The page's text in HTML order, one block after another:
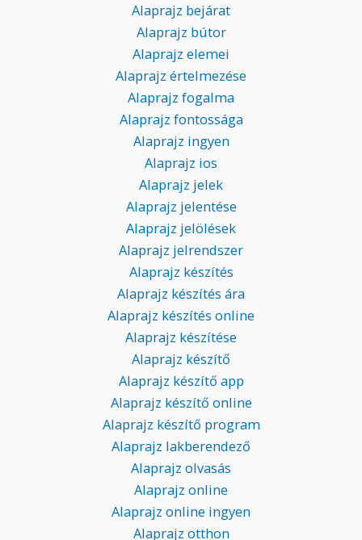
Alaprajz bejárat
Alaprajz bútor
Alaprajz elemei
Alaprajz értelmezése
Alaprajz fogalma
Alaprajz fontossága
Alaprajz ingyen
Alaprajz ios
Alaprajz jelek
Alaprajz jelentése
Alaprajz jelölések
Alaprajz jelrendszer
Alaprajz készítés
Alaprajz készítés ára
Alaprajz készítés online
Alaprajz készítése
Alaprajz készítő
Alaprajz készítő app
Alaprajz készítő online
Alaprajz készítő program
Alaprajz lakberendező
Alaprajz olvasás
Alaprajz online
Alaprajz online ingyen
Alaprajz otthon